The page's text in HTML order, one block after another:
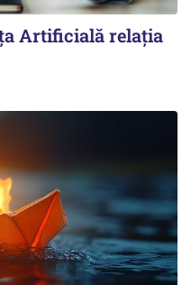
Artificială relația